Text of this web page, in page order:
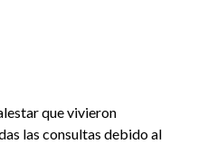
que vivieron
las consultas debido al